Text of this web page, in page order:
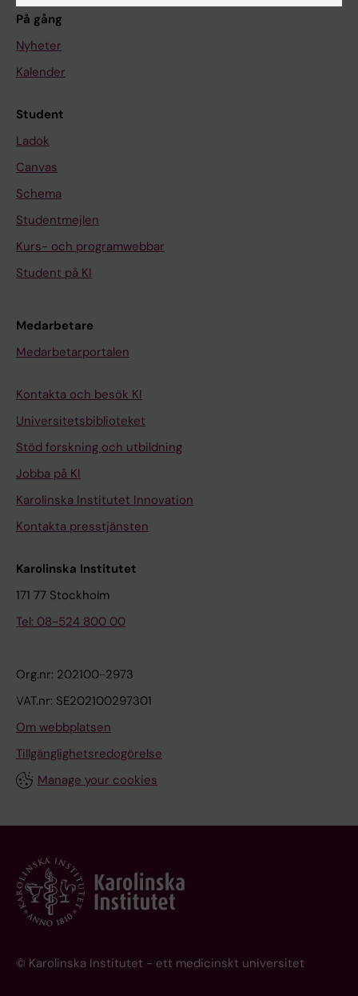
På gång
Nyheter
Kalender
Student
Ladok
Canvas
Schema
Studentmejlen
Kurs- och programwebbar
Student på KI
Medarbetare
Medarbetarportalen
Kontakta och besök KI
Universitetsbiblioteket
Stöd forskning och utbildning
Jobba på KI
Karolinska Institutet Innovation
Kontakta presstjänsten
Karolinska Institutet
171 77 Stockholm
Tel: 08-524 800 00
Org.nr: 202100-2973
VAT.nr: SE202100297301
Om webbplatsen
Tillgänglighetsredogörelse
Manage your cookies
© Karolinska Institutet - ett medicinskt universitet